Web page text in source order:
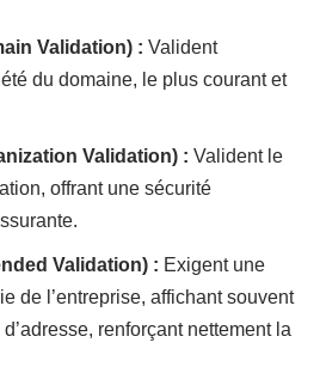
Validation) : Valident
du domaine, le plus courant et
Validation) : Valident le
offrant une sécurité
Validation) : Exigent une
de l’entreprise, affichant souvent
renforçant nettement la